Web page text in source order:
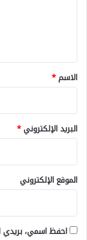
*
الاسم*
البريد الإلكتروني*
الموقع الإلكتروني
احفظ اسمي، بريدي